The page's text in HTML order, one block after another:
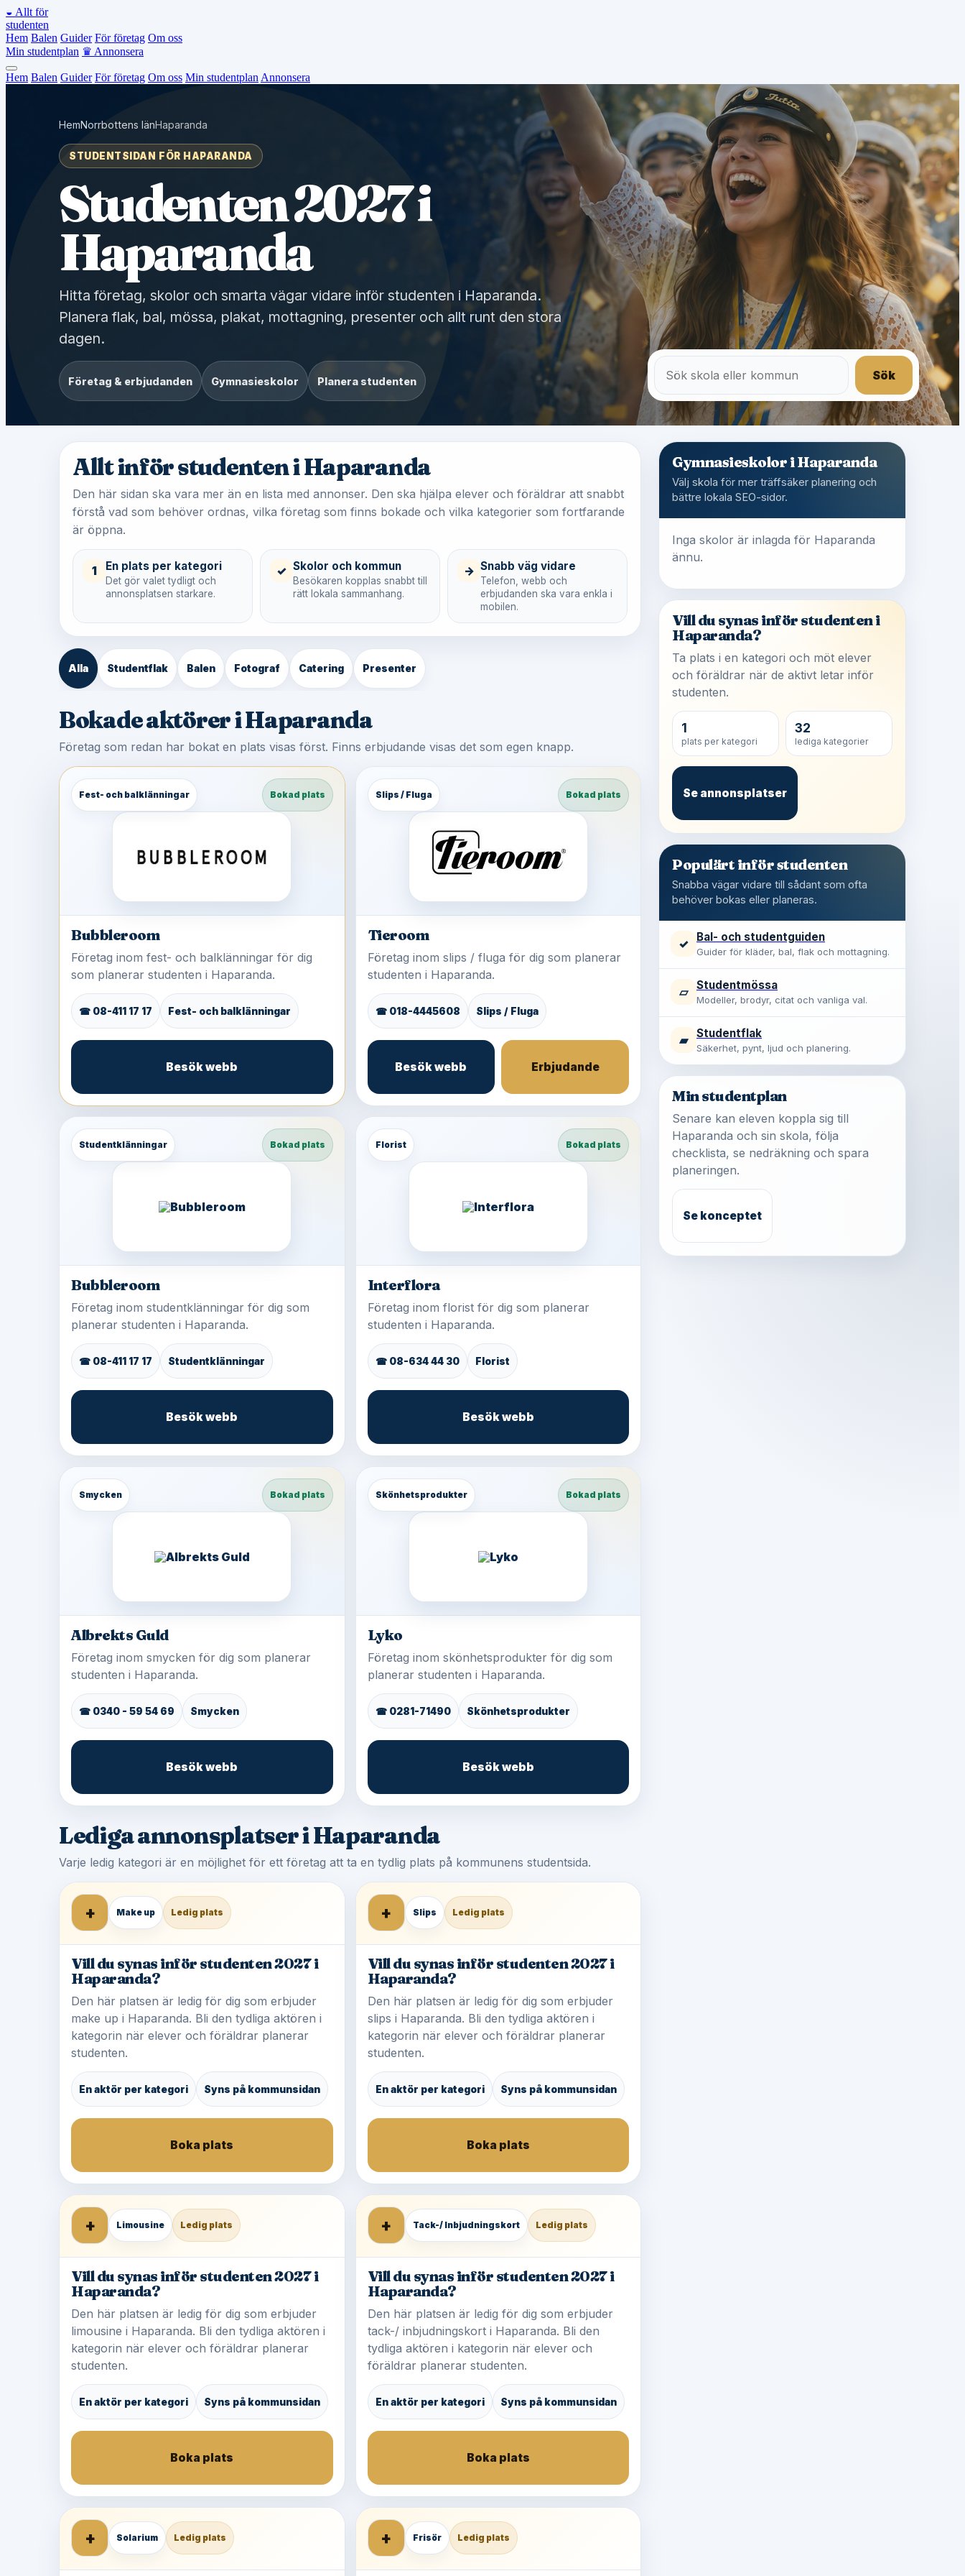
◒ Allt för
studenten
Hem Balen Guider För företag Om oss
Min studentplan ♛ Annonsera
Hem Balen Guider För företag Om oss Min studentplan Annonsera
HemNorrbottens länHaparanda
STUDENTSIDAN FÖR HAPARANDA
Studenten 2027 i
Haparanda
Hitta företag, skolor och smarta vägar vidare inför studenten i Haparanda.
Planera flak, bal, mössa, plakat, mottagning, presenter och allt runt den stora
dagen.
Företag & erbjudanden Gymnasieskolor Planera studenten Sök
Allt inför studenten i Haparanda
Den här sidan ska vara mer än en lista med annonser. Den ska hjälpa elever och föräldrar att snabbt
förstå vad som behöver ordnas, vilka företag som finns bokade och vilka kategorier som fortfarande
är öppna.
1 En plats per kategori
Det gör valet tydligt och
annonsplatsen starkare.
✓ Skolor och kommun
Besökaren kopplas snabbt till
rätt lokala sammanhang.
→ Snabb väg vidare
Telefon, webb och
erbjudanden ska vara enkla i
mobilen.
Alla Studentflak Balen Fotograf Catering Presenter
Bokade aktörer i Haparanda
Företag som redan har bokat en plats visas först. Finns erbjudande visas det som egen knapp.
Fest- och balklänningar Bokad plats
Bubbleroom
Företag inom fest- och balklänningar för dig
som planerar studenten i Haparanda.
☎ 08-411 17 17 Fest- och balklänningar
Besök webb
Slips / Fluga Bokad plats
Tieroom
Företag inom slips / fluga för dig som planerar
studenten i Haparanda.
☎ 018-4445608 Slips / Fluga
Besök webb Erbjudande
Studentklänningar Bokad plats
Bubbleroom
Företag inom studentklänningar för dig som
planerar studenten i Haparanda.
☎ 08-411 17 17 Studentklänningar
Besök webb
Florist Bokad plats
Interflora
Företag inom florist för dig som planerar
studenten i Haparanda.
☎ 08-634 44 30 Florist
Besök webb
Smycken Bokad plats
Albrekts Guld
Företag inom smycken för dig som planerar
studenten i Haparanda.
☎ 0340 - 59 54 69 Smycken
Besök webb
Skönhetsprodukter Bokad plats
Lyko
Företag inom skönhetsprodukter för dig som
planerar studenten i Haparanda.
☎ 0281-71490 Skönhetsprodukter
Besök webb
Lediga annonsplatser i Haparanda
Varje ledig kategori är en möjlighet för ett företag att ta en tydlig plats på kommunens studentsida.
+ Make up Ledig plats
Vill du synas inför studenten 2027 i
Haparanda?
Den här platsen är ledig för dig som erbjuder
make up i Haparanda. Bli den tydliga aktören i
kategorin när elever och föräldrar planerar
studenten.
En aktör per kategori Syns på kommunsidan
Boka plats
+ Slips Ledig plats
Vill du synas inför studenten 2027 i
Haparanda?
Den här platsen är ledig för dig som erbjuder
slips i Haparanda. Bli den tydliga aktören i
kategorin när elever och föräldrar planerar
studenten.
En aktör per kategori Syns på kommunsidan
Boka plats
+ Limousine Ledig plats
Vill du synas inför studenten 2027 i
Haparanda?
Den här platsen är ledig för dig som erbjuder
limousine i Haparanda. Bli den tydliga aktören i
kategorin när elever och föräldrar planerar
studenten.
En aktör per kategori Syns på kommunsidan
Boka plats
+ Tack-/ Inbjudningskort Ledig plats
Vill du synas inför studenten 2027 i
Haparanda?
Den här platsen är ledig för dig som erbjuder
tack-/ inbjudningskort i Haparanda. Bli den
tydliga aktören i kategorin när elever och
föräldrar planerar studenten.
En aktör per kategori Syns på kommunsidan
Boka plats
+ Solarium Ledig plats + Frisör Ledig plats
Gymnasieskolor i Haparanda
Välj skola för mer träffsäker planering och
bättre lokala SEO-sidor.
Inga skolor är inlagda för Haparanda
ännu.
Vill du synas inför studenten i
Haparanda?
Ta plats i en kategori och möt elever
och föräldrar när de aktivt letar inför
studenten.
1
plats per kategori
32
lediga kategorier
Se annonsplatser
Populärt inför studenten
Snabba vägar vidare till sådant som ofta
behöver bokas eller planeras.
✓ Bal- och studentguiden
Guider för kläder, bal, flak och mottagning.
▱ Studentmössa
Modeller, brodyr, citat och vanliga val.
▰ Studentflak
Säkerhet, pynt, ljud och planering.
Min studentplan
Senare kan eleven koppla sig till
Haparanda och sin skola, följa
checklista, se nedräkning och spara
planeringen.
Se konceptet